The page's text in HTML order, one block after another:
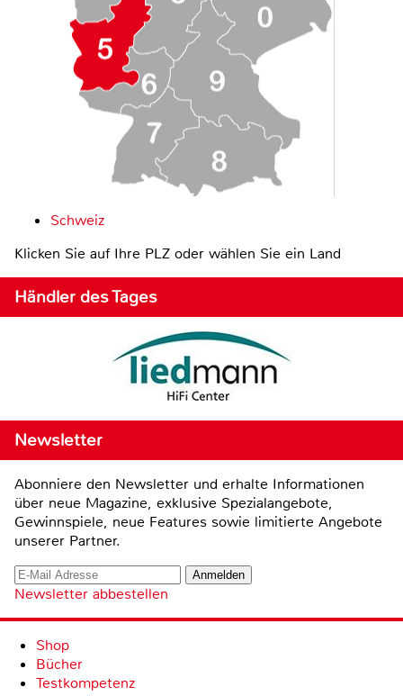
Schweiz
Klicken Sie auf Ihre PLZ oder wählen Sie ein Land
Händler des Tages
Newsletter
Abonniere den Newsletter und erhalte Informationen
über neue Magazine, exklusive Spezialangebote,
Gewinnspiele, neue Features sowie limitierte Angebote
unserer Partner.
Newsletter abbestellen
Shop
Bücher
Testkompetenz